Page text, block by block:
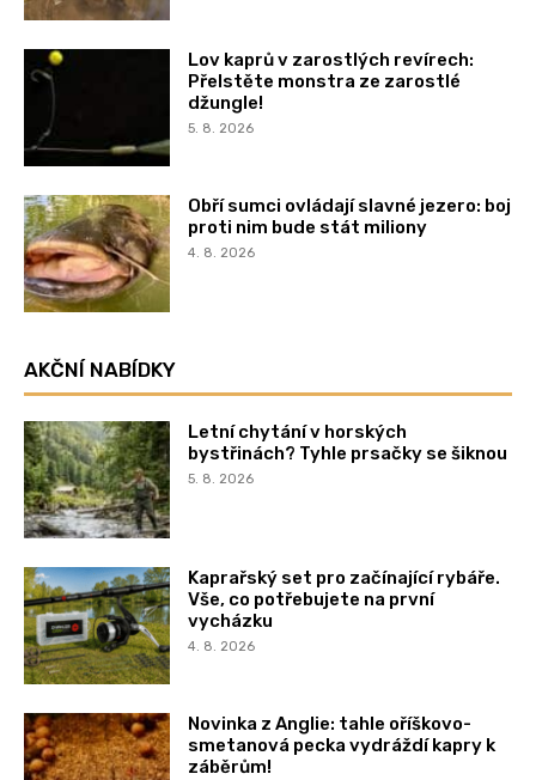
Lov kaprů v zarostlých revírech:
Přelstěte monstra ze zarostlé
džungle!
5. 8. 2026
Obří sumci ovládají slavné jezero: boj
proti nim bude stát miliony
4. 8. 2026
AKČNÍ NABÍDKY
Letní chytání v horských
bystřinách? Tyhle prsačky se šiknou
5. 8. 2026
Kaprařský set pro začínající rybáře.
Vše, co potřebujete na první
vycházku
4. 8. 2026
Novinka z Anglie: tahle oříškovo-
smetanová pecka vydráždí kapry k
záběrům!